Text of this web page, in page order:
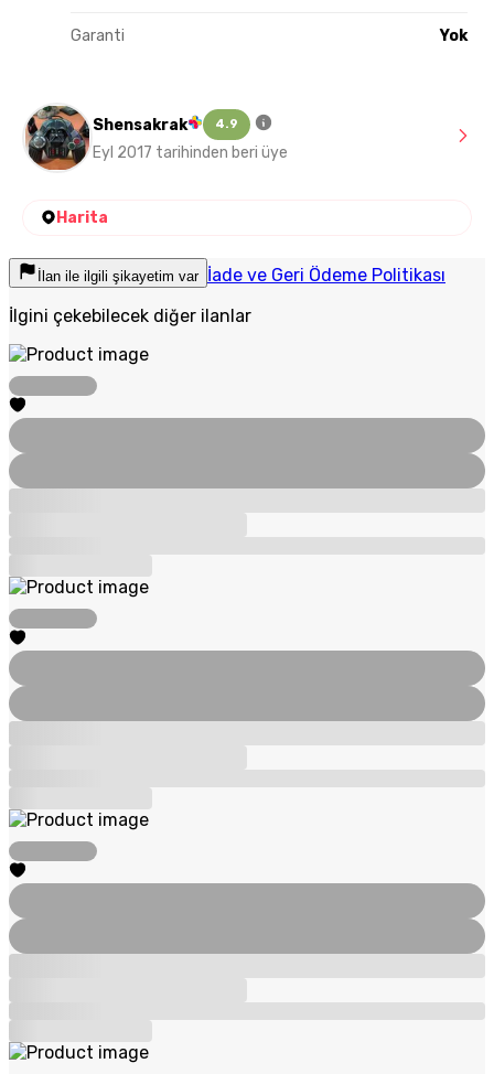
Garanti Yok
Shensakrak 4.9
Eyl 2017 tarihinden beri üye
Harita
İlan ile ilgili şikayetim var İade ve Geri Ödeme Politikası
İlgini çekebilecek diğer ilanlar